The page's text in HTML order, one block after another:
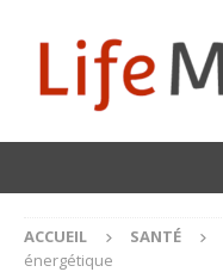
ACCUEIL SANTÉ
énergétique